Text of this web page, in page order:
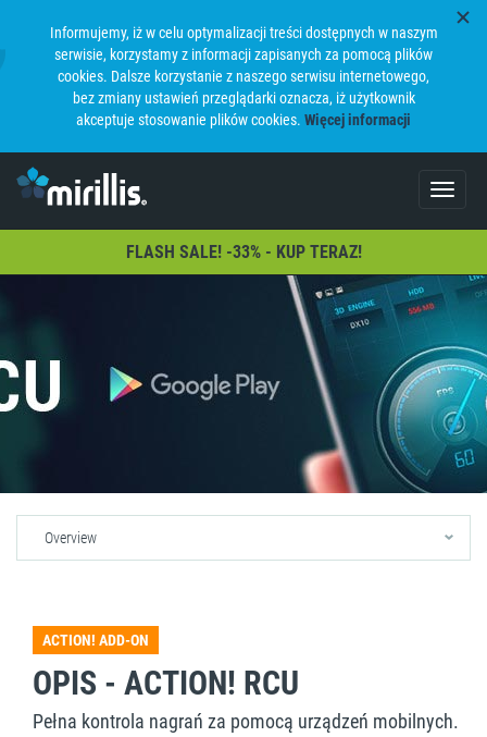
Informujemy, iż w celu optymalizacji treści dostępnych w naszym
serwisie, korzystamy z informacji zapisanych za pomocą plików
cookies. Dalsze korzystanie z naszego serwisu internetowego,
bez zmiany ustawień przeglądarki oznacza, iż użytkownik
akceptuje stosowanie plików cookies. Więcej informacji
Toggle
FLASH SALE! -33% - KUP TERAZ!
Overview
ACTION! ADD-ON
OPIS - ACTION! RCU
Pełna kontrola nagrań za pomocą urządzeń mobilnych.